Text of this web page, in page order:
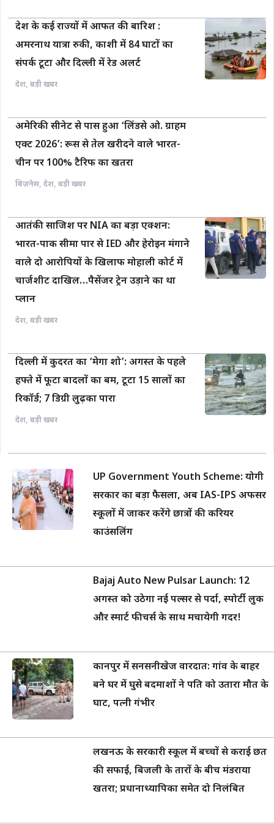
देश के कई राज्यों में आफत की बारिश :
अमरनाथ यात्रा रुकी, काशी में 84 घाटों का
संपर्क टूटा और दिल्ली में रेड अलर्ट
देश, बड़ी खबर
अमेरिकी सीनेट से पास हुआ ‘लिंडसे ओ. ग्राहम
एक्ट 2026’: रूस से तेल खरीदने वाले भारत-
चीन पर 100% टैरिफ का खतरा
बिज़नेस, देश, बड़ी खबर
आतंकी साजिश पर NIA का बड़ा एक्शन:
भारत-पाक सीमा पार से IED और हेरोइन मंगाने
वाले दो आरोपियों के खिलाफ मोहाली कोर्ट में
चार्जशीट दाखिल…पैसेंजर ट्रेन उड़ाने का था
प्लान
देश, बड़ी खबर
दिल्ली में कुदरत का ‘मेगा शो’: अगस्त के पहले
हफ्ते में फूटा बादलों का बम, टूटा 15 सालों का
रिकॉर्ड; 7 डिग्री लुढ़का पारा
देश, बड़ी खबर
UP Government Youth Scheme: योगी
सरकार का बड़ा फैसला, अब IAS-IPS अफसर
स्कूलों में जाकर करेंगे छात्रों की करियर
काउंसलिंग
Bajaj Auto New Pulsar Launch: 12
अगस्त को उठेगा नई पल्सर से पर्दा, स्पोर्टी लुक
और स्मार्ट फीचर्स के साथ मचायेगी गदर!
कानपुर में सनसनीखेज वारदात: गांव के बाहर
बने घर में घुसे बदमाशों ने पति को उतारा मौत के
घाट, पत्नी गंभीर
लखनऊ के सरकारी स्कूल में बच्चों से कराई छत
की सफाई, बिजली के तारों के बीच मंडराया
खतरा; प्रधानाध्यापिका समेत दो निलंबित